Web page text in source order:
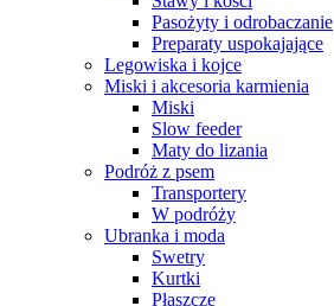
Pasożyty i odrobaczanie
Preparaty uspokajające
Legowiska i kojce
Miski i akcesoria karmienia
Miski
Slow feeder
Maty do lizania
Podróż z psem
Transportery
W podróży
Ubranka i moda
Swetry
Kurtki
Płaszcze